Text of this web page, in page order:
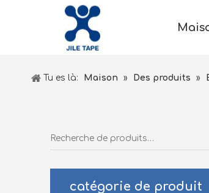
Tu es là: Maison » Des produits »
catégorie de produit